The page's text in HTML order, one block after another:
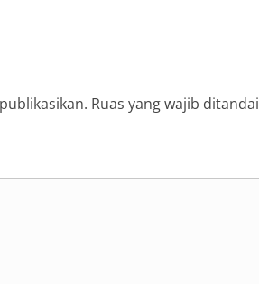
Ruas yang wajib ditandai